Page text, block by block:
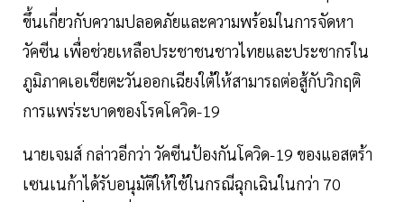
ขึ้นเกี่ยวกับความปลอดภัยและความพร้อมในการจัดหา
วัคซีน เพื่อช่วยเหลือประชาชนชาวไทยและประชากรใน
ภูมิภาคเอเชียตะวันออกเฉียงใต้ให้สามารถต่อสู้กับวิกฤติ
การแพร่ระบาดของโรคโควิด-19
นายเจมส์ กล่าวอีกว่า วัคซีนป้องกันโควิด-19 ของแอสตร้า
เซนเนก้าได้รับอนุมัติให้ใช้ในกรณีฉุกเฉินในกว่า 70